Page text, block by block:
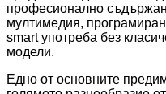
професионално
мултимедия,
smart употреба без
модели.
Едно от основните